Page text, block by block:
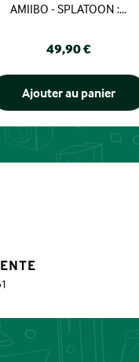
AMIIBO - SPLATOON :...
Prix
49,90 €
Ajouter au panier